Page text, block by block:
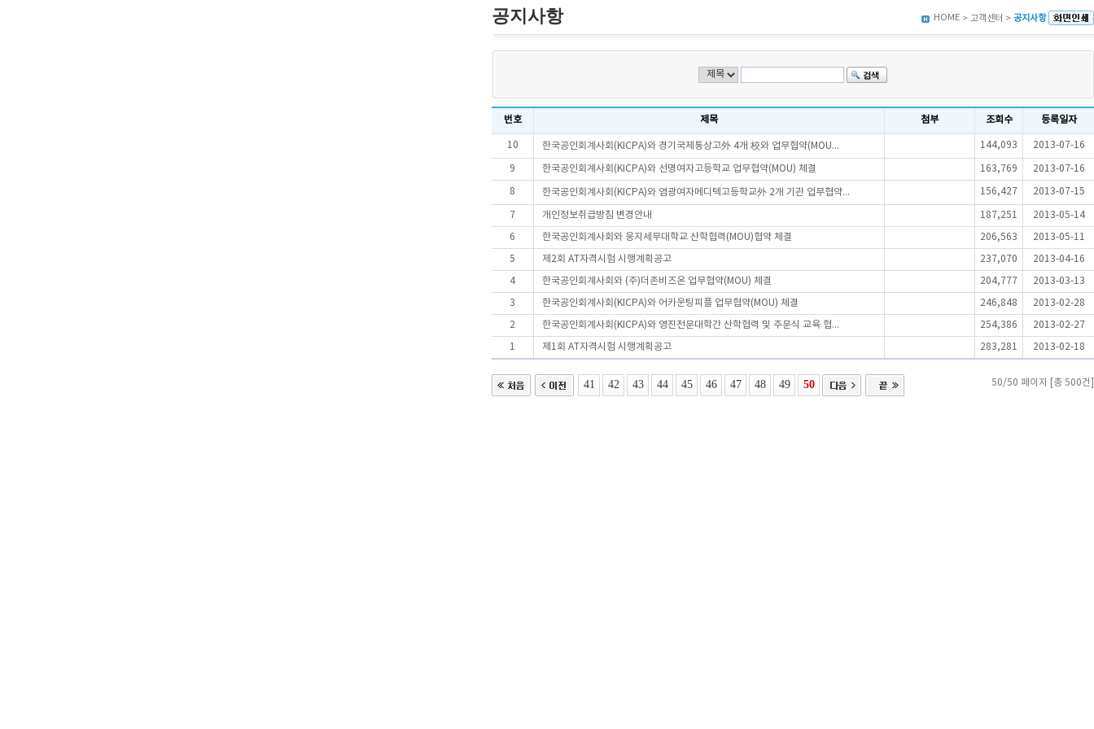
공지사항 HOME > 고객센터 > 공지사항
번호 제목 첨부 조회수 등록일자
10 한국공인회계사회(KICPA)와 경기국제통상고外 4개 校와 업무협약(MOU... 144,093 2013-07-16
9 한국공인회계사회(KICPA)와 선명여자고등학교 업무협약(MOU) 체결 163,769 2013-07-16
8 한국공인회계사회(KICPA)와 염광여자메디텍고등학교外 2개 기관 업무협약... 156,427 2013-07-15
7 개인정보취급방침 변경안내 187,251 2013-05-14
6 한국공인회계사회와 웅지세무대학교 산학협력(MOU)협약 체결 206,563 2013-05-11
5 제2회 AT자격시험 시행계획공고 237,070 2013-04-16
4 한국공인회계사회와 (주)더존비즈온 업무협약(MOU) 체결 204,777 2013-03-13
3 한국공인회계사회(KICPA)와 어카운팅피플 업무협약(MOU) 체결 246,848 2013-02-28
2 한국공인회계사회(KICPA)와 영진전문대학간 산학협력 및 주문식 교육 협... 254,386 2013-02-27
1 제1회 AT자격시험 시행계획공고 283,281 2013-02-18
41 42 43 44 45 46 47 48 49 50 50/50 페이지 [총 500건]